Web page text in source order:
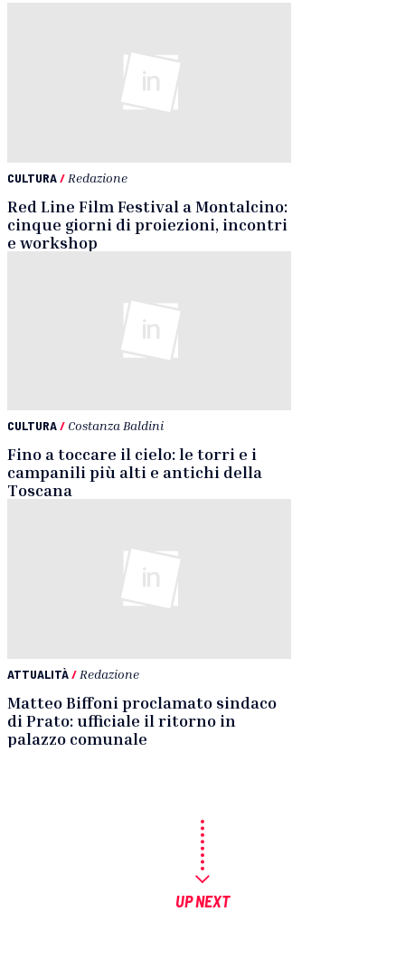
CULTURA/ Redazione
Red Line Film Festival a Montalcino:
cinque giorni di proiezioni, incontri
e workshop
CULTURA/ Costanza Baldini
Fino a toccare il cielo: le torri e i
campanili più alti e antichi della
Toscana
ATTUALITÀ/ Redazione
Matteo Biffoni proclamato sindaco
di Prato: ufficiale il ritorno in
palazzo comunale
UP NEXT